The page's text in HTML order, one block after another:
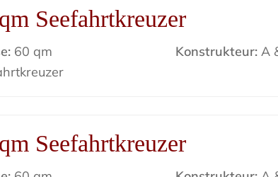
Seefahrtkreuzer
60 qm
Konstrukteur:A
Seefahrtkreuzer